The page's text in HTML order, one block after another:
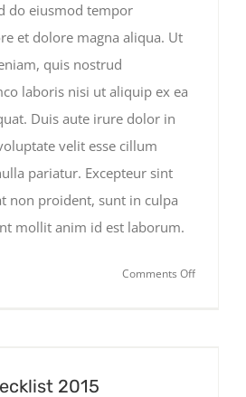
do eiusmod tempor
et dolore magna aliqua. Ut
quis nostrud
laboris nisi ut aliquip ex ea
Duis aute irure dolor in
velit esse cillum
pariatur. Excepteur sint
non proident, sunt in culpa
mollit anim id est laborum.
Comments Offon
2015